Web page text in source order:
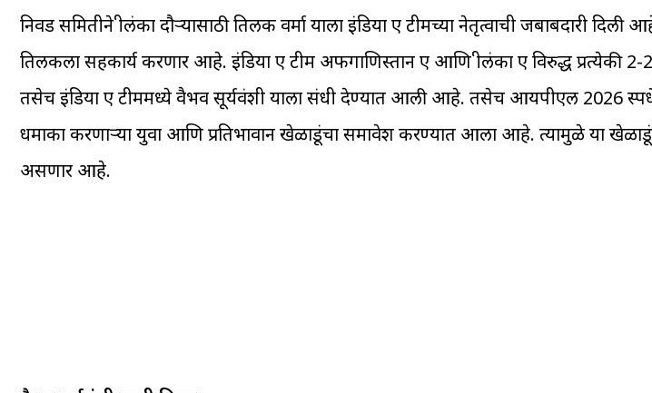
निवड समितीने श्रीलंका दौऱ्यासाठी तिलक वर्मा याला इंडिया ए टीमच्या नेतृत्वाची जबाबदारी
तिलकला सहकार्य करणार आहे. इंडिया ए टीम अफगाणिस्तान ए आणि श्रीलंका ए विरुद्ध
तसेच इंडिया ए टीममध्ये वैभव सूर्यवंशी याला संधी देण्यात आली आहे. तसेच आयपीएल 2026
धमाका करणाऱ्या युवा आणि प्रतिभावान खेळाडूंचा समावेश करण्यात आला आहे. त्यामुळे या
असणार आहे.